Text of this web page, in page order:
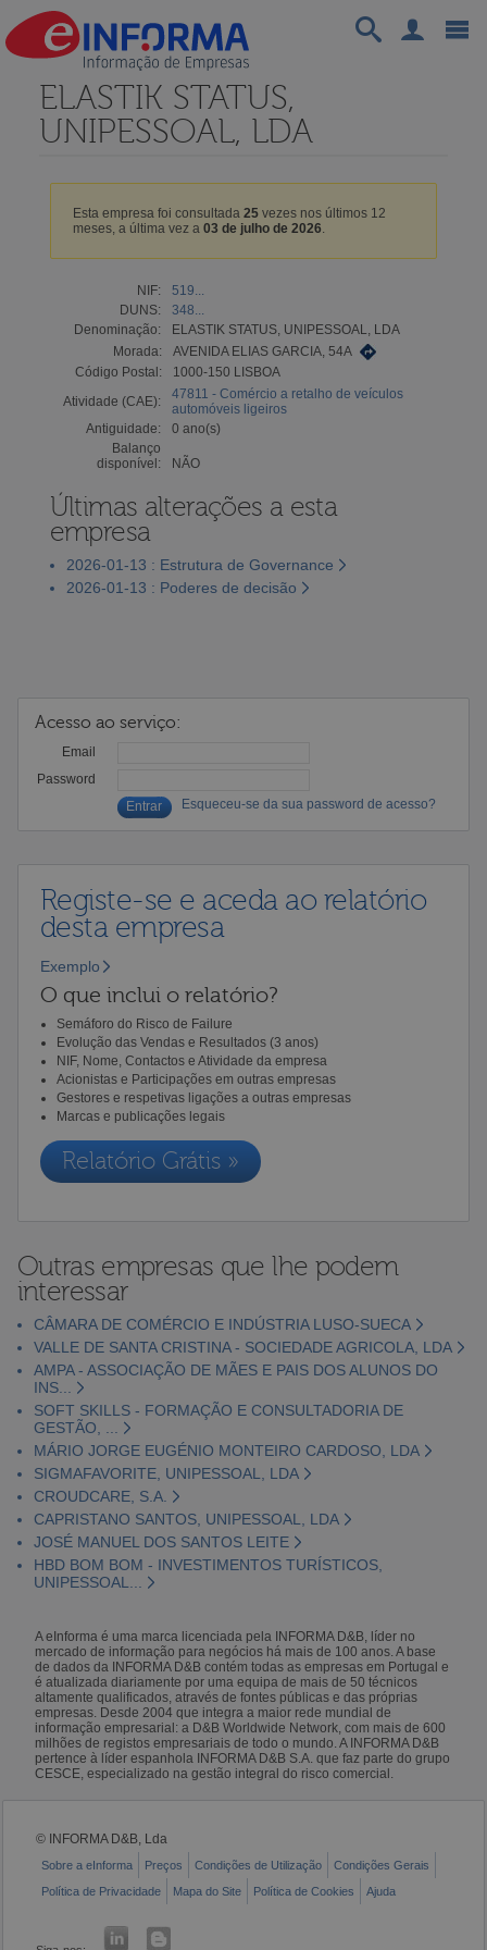
ELASTIK STATUS,
UNIPESSOAL, LDA
Esta empresa foi consultada 25vezes nos últimos 12
meses, a última vez a 03 de julho de 2026.
NIF:
519...
DUNS:
348...
Denominação:
ELASTIK STATUS, UNIPESSOAL, LDA
Morada:
AVENIDA ELIAS GARCIA, 54A
Código Postal:
1000-150 LISBOA
Atividade (CAE):
47811 - Comércio a retalho de veículos
automóveis ligeiros
Antiguidade:
0 ano(s)
Balanço
disponível:
NÃO
Últimas alterações a esta
empresa
2026-01-13 : Estrutura de Governance
2026-01-13 : Poderes de decisão
Acesso ao serviço:
Email
Password
Esqueceu-se da sua password de acesso?
Registe-se e aceda ao relatório
desta empresa
Exemplo
O que inclui o relatório?
Semáforo do Risco de Failure
Evolução das Vendas e Resultados (3 anos)
NIF, Nome, Contactos e Atividade da empresa
Acionistas e Participações em outras empresas
Gestores e respetivas ligações a outras empresas
Marcas e publicações legais
Relatório Grátis »
Outras empresas que lhe podem
interessar
CÂMARA DE COMÉRCIO E INDÚSTRIA LUSO-SUECA
VALLE DE SANTA CRISTINA - SOCIEDADE AGRICOLA, LDA
AMPA - ASSOCIAÇÃO DE MÃES E PAIS DOS ALUNOS DO
INS...
SOFT SKILLS - FORMAÇÃO E CONSULTADORIA DE
GESTÃO, ...
MÁRIO JORGE EUGÉNIO MONTEIRO CARDOSO, LDA
SIGMAFAVORITE, UNIPESSOAL, LDA
CROUDCARE, S.A.
CAPRISTANO SANTOS, UNIPESSOAL, LDA
JOSÉ MANUEL DOS SANTOS LEITE
HBD BOM BOM - INVESTIMENTOS TURÍSTICOS,
UNIPESSOAL...
A eInforma é uma marca licenciada pela INFORMA D&B, líder no
mercado de informação para negócios há mais de 100 anos. A base
de dados da INFORMA D&B contém todas as empresas em Portugal e
é atualizada diariamente por uma equipa de mais de 50 técnicos
altamente qualificados, através de fontes públicas e das próprias
empresas. Desde 2004 que integra a maior rede mundial de
informação empresarial: a D&B Worldwide Network, com mais de 600
milhões de registos empresariais de todo o mundo. A INFORMA D&B
pertence à líder espanhola INFORMA D&B S.A. que faz parte do grupo
CESCE, especializado na gestão integral do risco comercial.
© INFORMA D&B, Lda
Sobre a eInforma Preços Condições de Utilização
Condições Gerais
Política de Privacidade
Mapa do Site Política de Cookies Ajuda